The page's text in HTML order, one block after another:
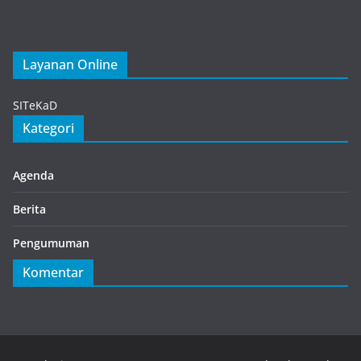
Layanan Online
SITeKaD
Kategori
Agenda
Berita
Pengumuman
Komentar